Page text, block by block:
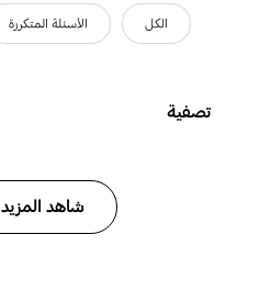
الكل الأسئلة المتكررة
تصفية
شاهد المزيد